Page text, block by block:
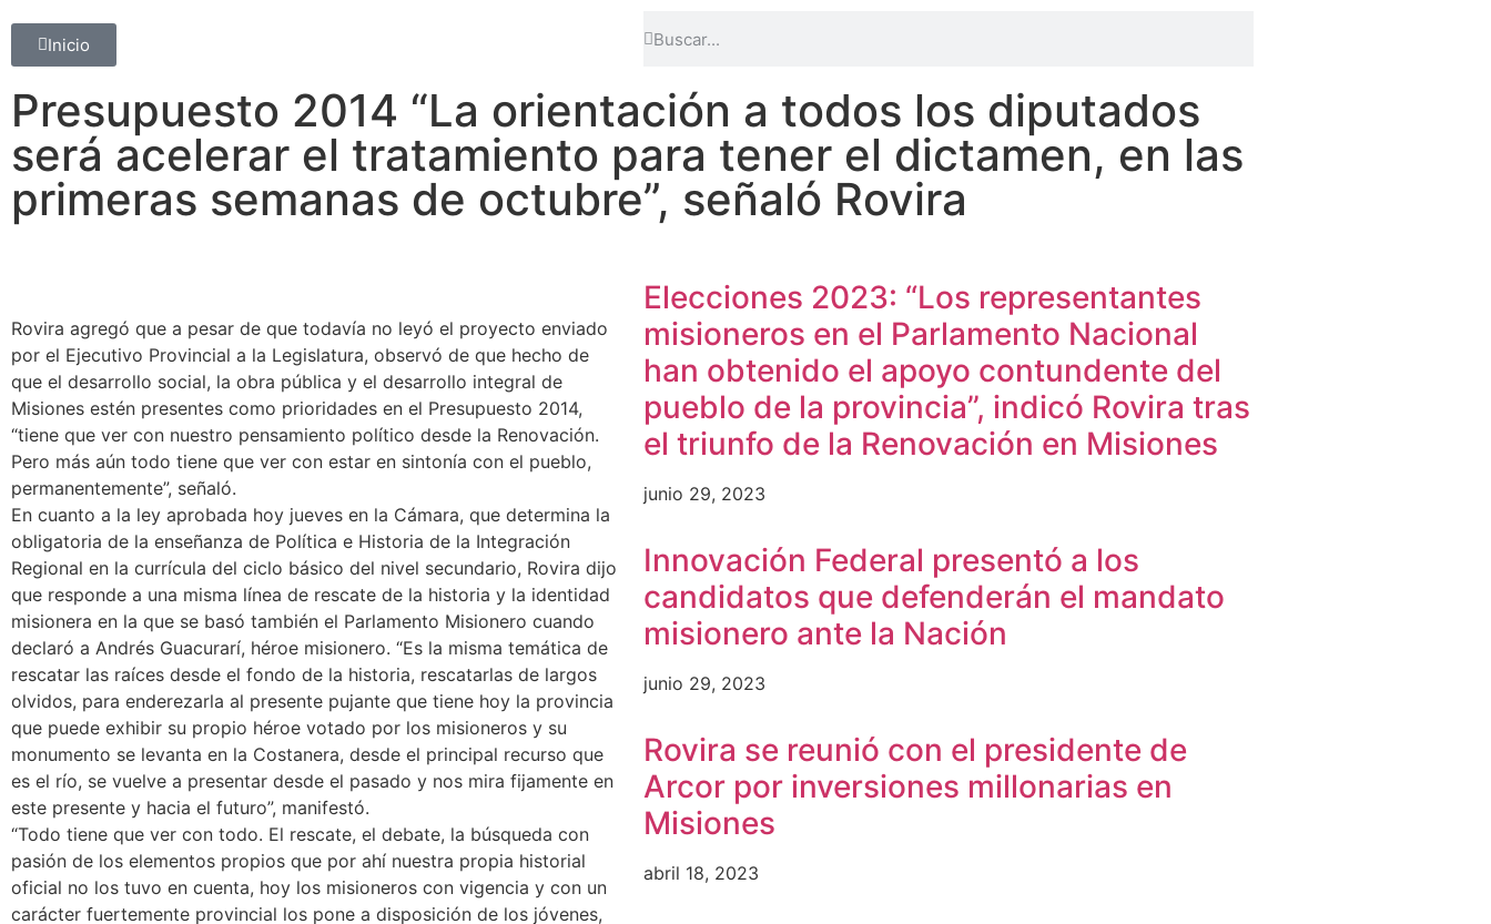
Inicio
Presupuesto 2014 “La orientación a todos los diputados
será acelerar el tratamiento para tener el dictamen, en las
primeras semanas de octubre”, señaló Rovira
Rovira agregó que a pesar de que todavía no leyó el proyecto enviado
por el Ejecutivo Provincial a la Legislatura, observó de que hecho de
que el desarrollo social, la obra pública y el desarrollo integral de
Misiones estén presentes como prioridades en el Presupuesto 2014,
“tiene que ver con nuestro pensamiento político desde la Renovación.
Pero más aún todo tiene que ver con estar en sintonía con el pueblo,
permanentemente”, señaló.
En cuanto a la ley aprobada hoy jueves en la Cámara, que determina la
obligatoria de la enseñanza de Política e Historia de la Integración
Regional en la currícula del ciclo básico del nivel secundario, Rovira dijo
que responde a una misma línea de rescate de la historia y la identidad
misionera en la que se basó también el Parlamento Misionero cuando
declaró a Andrés Guacurarí, héroe misionero. “Es la misma temática de
rescatar las raíces desde el fondo de la historia, rescatarlas de largos
olvidos, para enderezarla al presente pujante que tiene hoy la provincia
que puede exhibir su propio héroe votado por los misioneros y su
monumento se levanta en la Costanera, desde el principal recurso que
es el río, se vuelve a presentar desde el pasado y nos mira fijamente en
este presente y hacia el futuro”, manifestó.
“Todo tiene que ver con todo. El rescate, el debate, la búsqueda con
pasión de los elementos propios que por ahí nuestra propia historial
oficial no los tuvo en cuenta, hoy los misioneros con vigencia y con un
carácter fuertemente provincial los pone a disposición de los jóvenes,
Elecciones 2023: “Los representantes
misioneros en el Parlamento Nacional
han obtenido el apoyo contundente del
pueblo de la provincia”, indicó Rovira tras
el triunfo de la Renovación en Misiones
junio 29, 2023
Innovación Federal presentó a los
candidatos que defenderán el mandato
misionero ante la Nación
junio 29, 2023
Rovira se reunió con el presidente de
Arcor por inversiones millonarias en
Misiones
abril 18, 2023